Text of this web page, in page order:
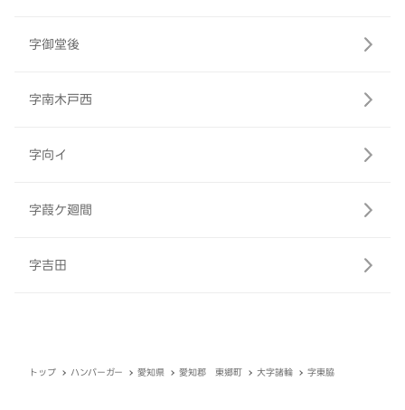
字御堂後
字南木戸西
字向イ
字葭ケ廻間
字吉田
トップ ハンバーガー 愛知県 愛知郡 東郷町 大字諸輪 字東脇